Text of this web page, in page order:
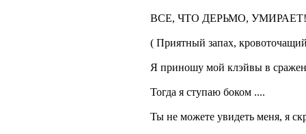
ВСЕ, ЧТО ДЕРЬМО,
( Приятный запах,
Я приношу мой клэйвы в
Тогда я ступаю боком ....
Ты не можете увидеть меня, я